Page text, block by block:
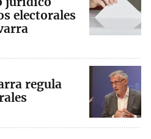
electorales
regula